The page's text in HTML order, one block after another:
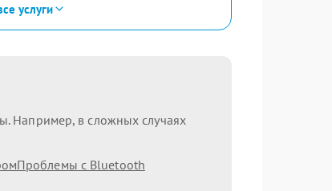
услуги
Например, в сложных случаях
Проблемы с Bluetooth